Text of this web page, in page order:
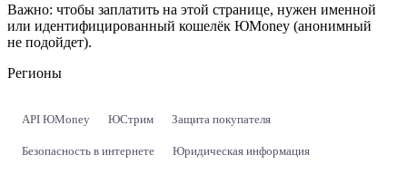
Важно: чтобы заплатить на этой странице, нужен именной
или идентифицированный кошелёк ЮMoney (анонимный
не подойдет).
Регионы
API ЮMoney ЮСтрим Защита покупателя
Безопасность в интернете Юридическая информация